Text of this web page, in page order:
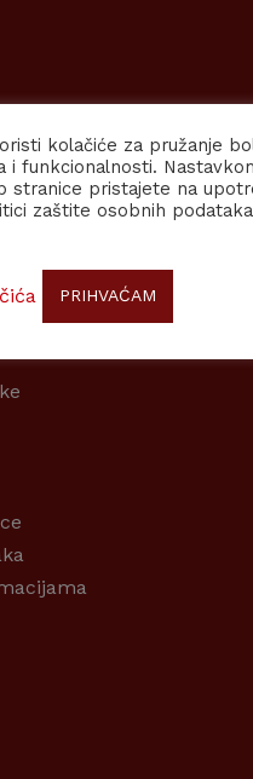
kolačiće za pružanje
i funkcionalnosti.
stranice pristajete na
zaštite osobnih podataka
PRIHVAĆAM